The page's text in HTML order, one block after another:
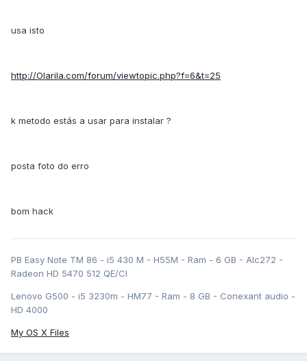
usa isto
http://Olarila.com/forum/viewtopic.php?f=6&t=25
k metodo estás a usar para instalar ?
posta foto do erro
bom hack
PB Easy Note TM 86 - i5 430 M - H55M - Ram - 6 GB - Alc272 -
Radeon HD 5470 512 QE/CI
Lenovo G500 - i5 3230m - HM77 - Ram - 8 GB - Conexant audio -
HD 4000
My OS X Files